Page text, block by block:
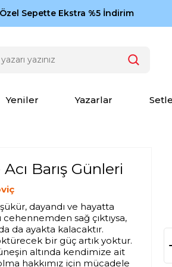
Cengiz Aytmatov
Sepette Ekstra %5 İndirim
Yeniler Yazarlar
Barış Günleri
dayandı ve hayatta
cehennemden sağ çıktıysa,
da ayakta kalacaktır.
bir güç artık yoktur.
altında kendimize ait
hakkımız için mücadele